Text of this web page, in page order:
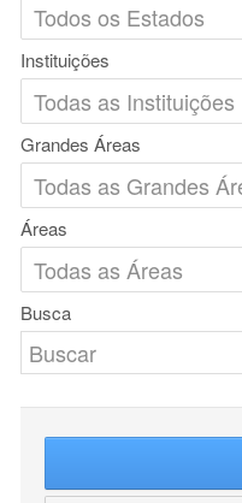
Instituições
Grandes Áreas
Áreas
Busca